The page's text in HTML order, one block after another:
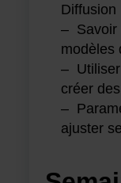
Diffusion
– Savoir
modèles
– Utiliser
créer
–
ajuster